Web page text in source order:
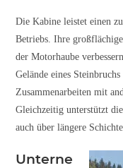
Die Kabine leistet einen
Betriebs. Ihre
der Motorhaube
Gelände eines
Zusammenarbeiten mit
Gleichzeitig unterstützt
auch über längere
Unterne